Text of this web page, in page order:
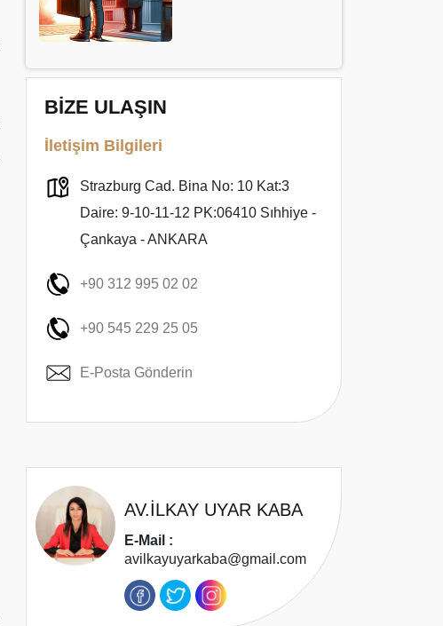
BİZE ULAŞIN
İletişim Bilgileri
Strazburg Cad. Bina No: 10 Kat:3
Daire: 9-10-11-12 PK:06410 Sıhhiye -
Çankaya - ANKARA
+90 312 995 02 02
+90 545 229 25 05
E-Posta Gönderin
AV.İLKAY UYAR KABA
E-Mail :
avilkayuyarkaba@gmail.com